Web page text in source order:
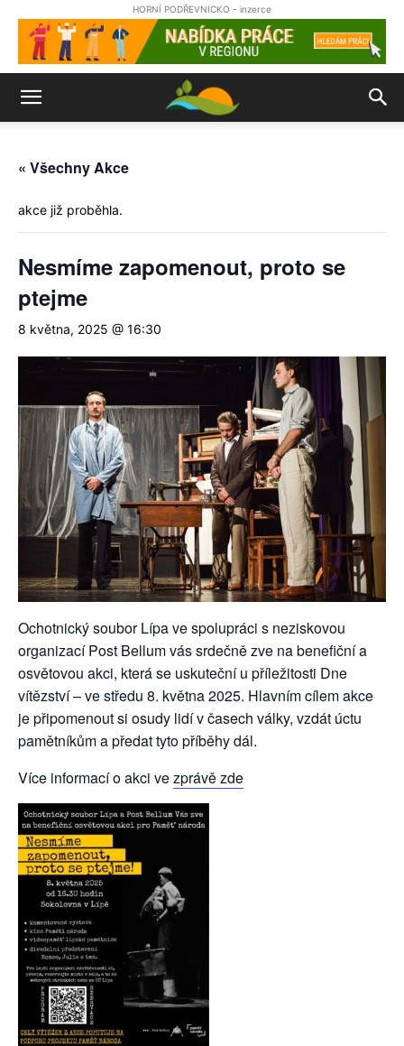
HORNÍ PODŘEVNICKO - inzerce
« Všechny Akce
akce již proběhla.
Nesmíme zapomenout, proto se
ptejme
8 května, 2025 @ 16:30
Ochotnický soubor Lípa ve spolupráci s neziskovou
organizací Post Bellum vás srdečně zve na benefiční a
osvětovou akci, která se uskuteční u příležitosti Dne
vítězství – ve středu 8. května 2025. Hlavním cílem akce
je připomenout si osudy lidí v časech války, vzdát úctu
pamětníkům a předat tyto příběhy dál.
Více informací o akci vezprávě zde